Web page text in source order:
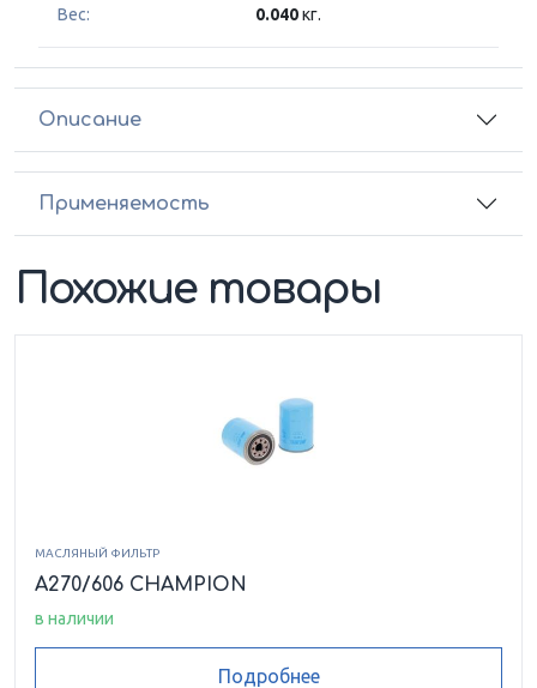
Вес: 0.040кг.
Описание
Применяемость
Похожие товары
МАСЛЯНЫЙ ФИЛЬТР
A270/606 CHAMPION
в наличии
Подробнее